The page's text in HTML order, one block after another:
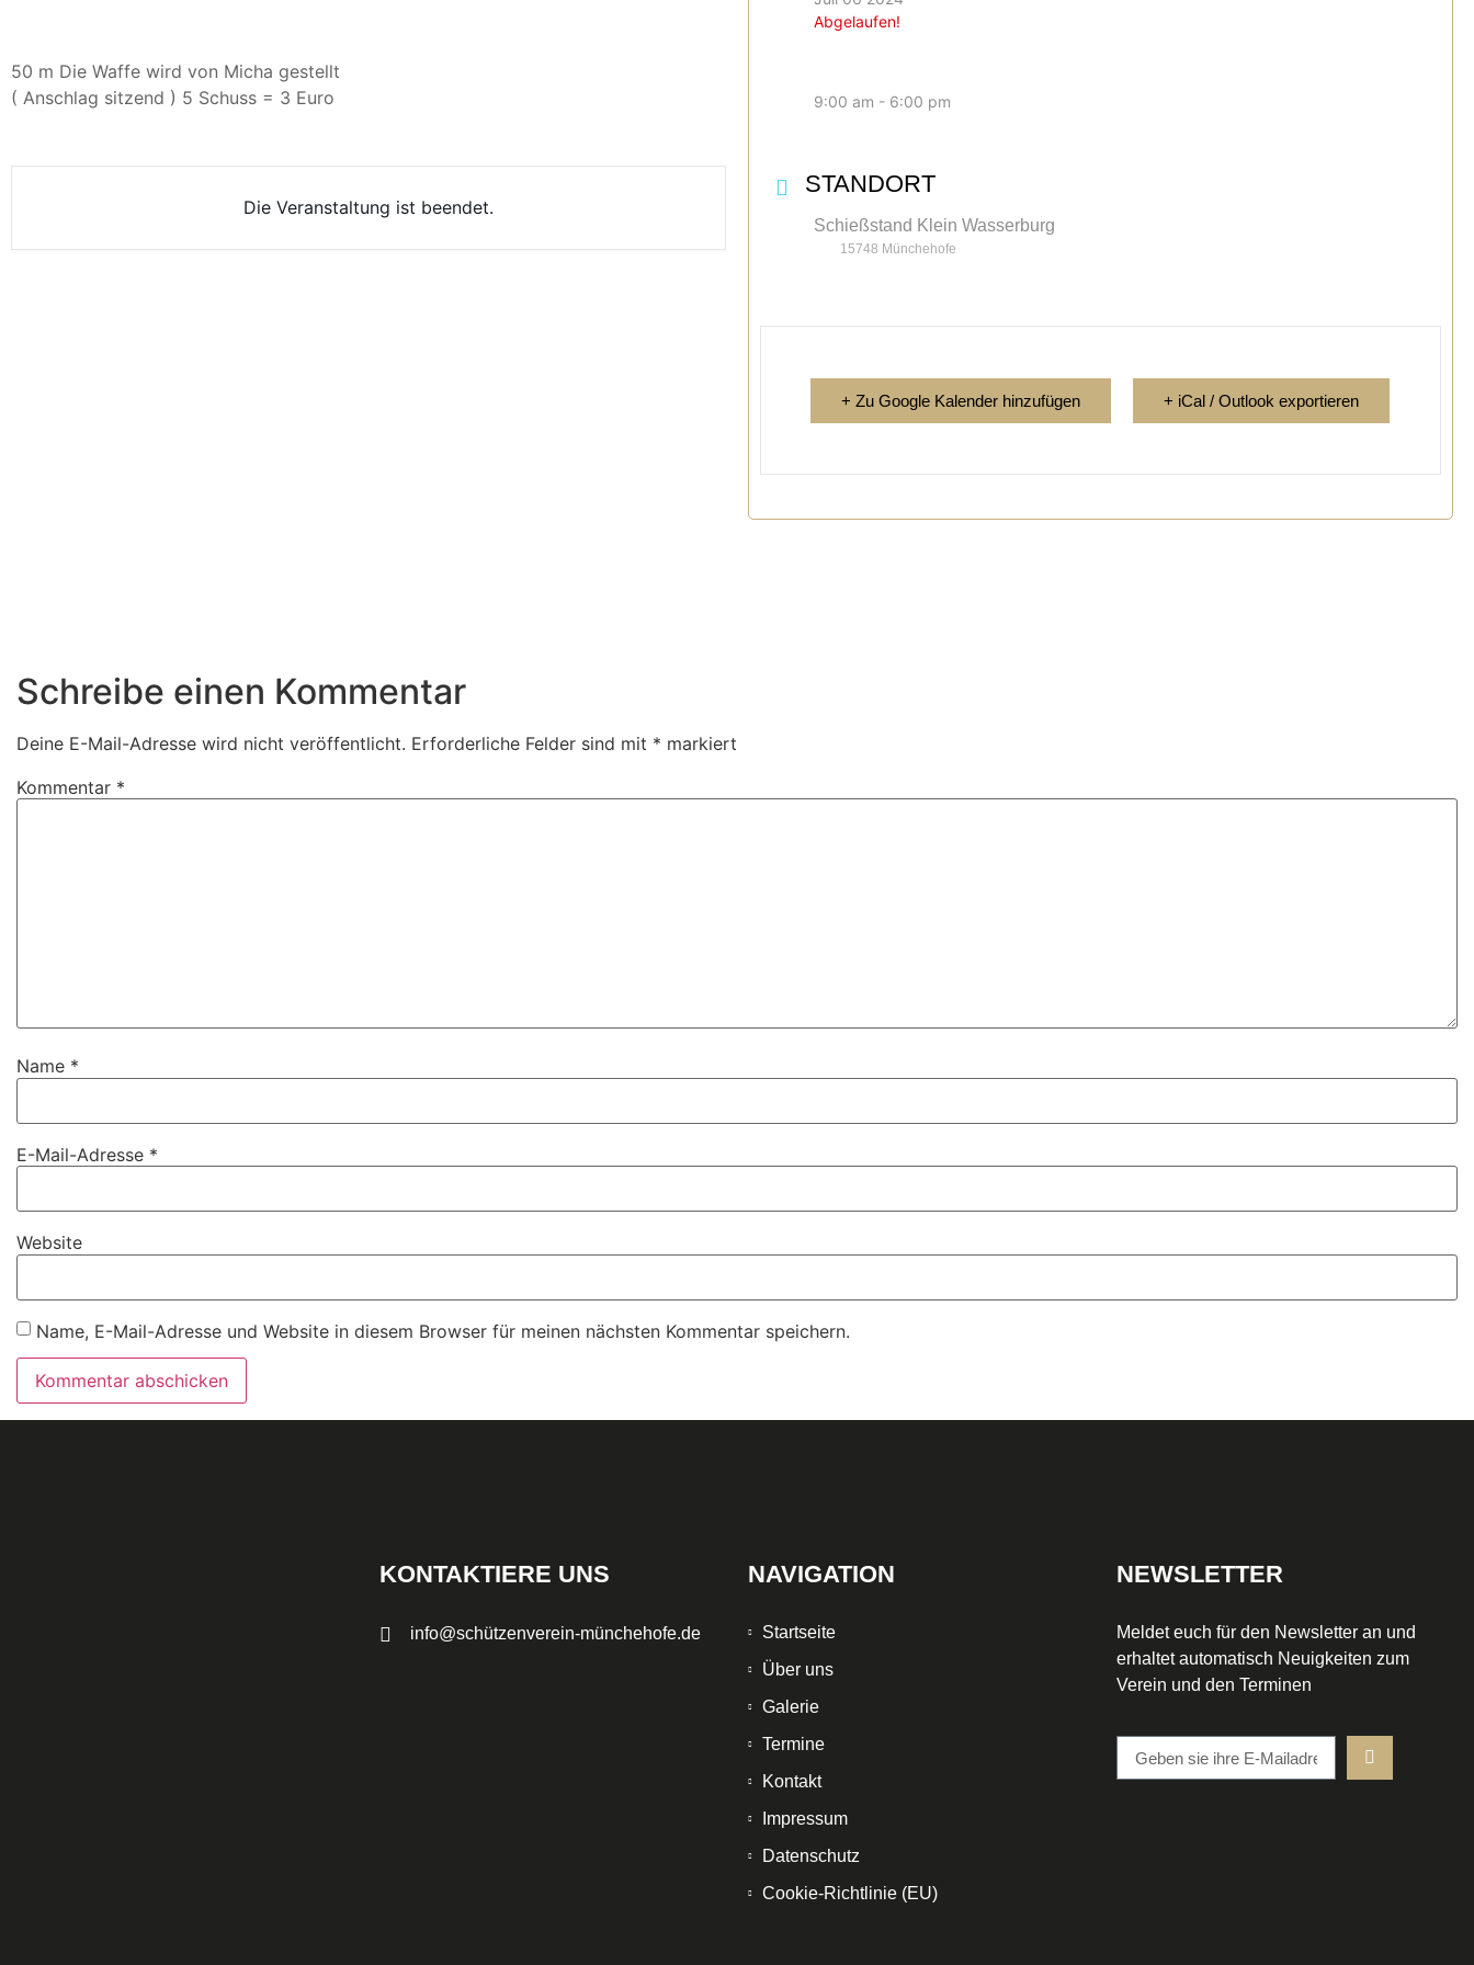
50 m Die Waffe wird von Micha gestellt
( Anschlag sitzend ) 5 Schuss = 3 Euro
Die Veranstaltung ist beendet.
Abgelaufen!
9:00 am - 6:00 pm
STANDORT
Schießstand Klein Wasserburg
15748 Münchehofe
+ Zu Google Kalender hinzufügen + iCal / Outlook exportieren
Schreibe einen Kommentar
Deine E-Mail-Adresse wird nicht veröffentlicht. Erforderliche Felder sind mit * markiert
Kommentar *
Name *
E-Mail-Adresse *
Website
Name, E-Mail-Adresse und Website in diesem Browser für meinen nächsten Kommentar speichern.
KONTAKTIERE UNS
info@schützenverein-münchehofe.de
NAVIGATION
Startseite
Über uns
Galerie
Termine
Kontakt
Impressum
Datenschutz
Cookie-Richtlinie (EU)
NEWSLETTER
Meldet euch für den Newsletter an und
erhaltet automatisch Neuigkeiten zum
Verein und den Terminen